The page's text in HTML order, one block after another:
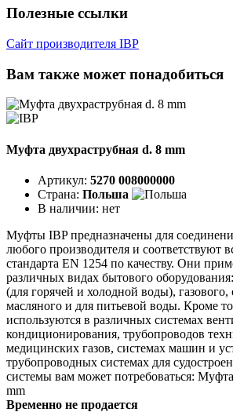
Полезные ссылки
Сайт производителя IBP
Вам также может понадобиться
Муфта двухраструбная d. 8 mm
Артикул: 5270 008000000
Страна: Польша
В наличии: нет
Муфты IBP предназначены для
любого производителя и соответствуют
стандарта EN 1254 по качеству. Они
различных видах бытового
(для горячей и холодной воды), газового,
масляного и для питьевой воды. Кроме
используются в различных системах
кондиционирования, трубопроводов
медицинских газов, системах машин и
трубопроводных системах для
системы вам может потребоваться:
mm
Временно не продается